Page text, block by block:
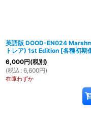
英語版 DOOD-EN024
トレア) 1st Edition [各種初期
6,000円(税別)
(税込 : 6,600円)
在庫わずか